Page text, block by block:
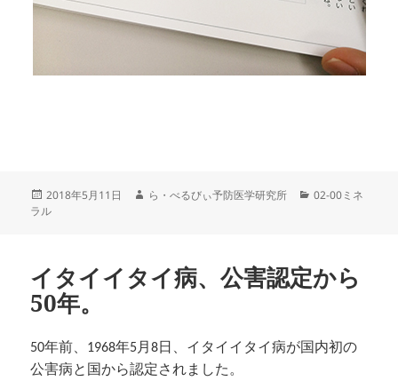
投
稿
2018年5月11日
作
ら・べるびぃ予防医学研究所
カ
02-00ミネ
ラル
イタイイタイ病、公害認定から
50年。
50年前、1968年5月8日、イタイイタイ病が国内初の
公害病と国から認定されました。